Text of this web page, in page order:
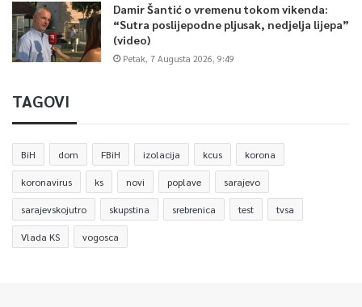
Damir Šantić o vremenu tokom vikenda:
“Sutra poslijepodne pljusak, nedjelja lijepa”
(video)
Petak, 7 Augusta 2026, 9:49
TAGOVI
BiH dom FBiH izolacija kcus korona
koronavirus ks novi poplave sarajevo
sarajevskojutro skupstina srebrenica test tvsa
Vlada KS vogosca